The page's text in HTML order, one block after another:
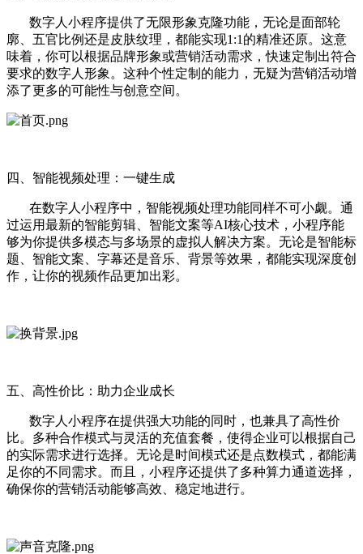
数字人小程序提供了无限形象克隆功能，无论是面部轮
廓、五官比例还是皮肤纹理，都能实现1:1的精准还原。这意
味着，你可以根据品牌形象或营销活动需求，快速定制出符合
要求的数字人形象。这种个性定制的能力，无疑为营销活动增
添了更多的可能性与创意空间。
四、智能视频处理：一键生成
在数字人小程序中，智能视频处理功能同样不可小觑。通
过运用最新的智能剪辑、智能文案等AI核心技术，小程序能
够为你提供多模态与多场景的虚拟人解决方案。无论是智能标
题、智能文案、字幕还是音乐、背景等效果，都能实现深度创
作，让你的视频作品更加出彩。
五、高性价比：助力企业成长
数字人小程序在提供强大功能的同时，也兼具了高性价
比。多种合作模式与灵活的充值套餐，使得企业可以根据自己
的实际需求进行选择。无论是时间模式还是点数模式，都能满
足你的不同需求。而且，小程序还提供了多种算力通道选择，
确保你的营销活动能够高效、稳定地进行。